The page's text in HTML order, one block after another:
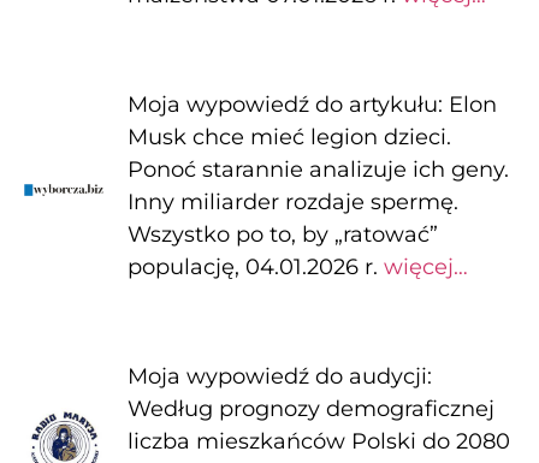
Moja wypowiedź do artykułu: Elon
Musk chce mieć legion dzieci.
Ponoć starannie analizuje ich geny.
Inny miliarder rozdaje spermę.
Wszystko po to, by „ratować”
populację, 04.01.2026 r. więcej…
Moja wypowiedź do audycji:
Według prognozy demograficznej
liczba mieszkańców Polski do 2080